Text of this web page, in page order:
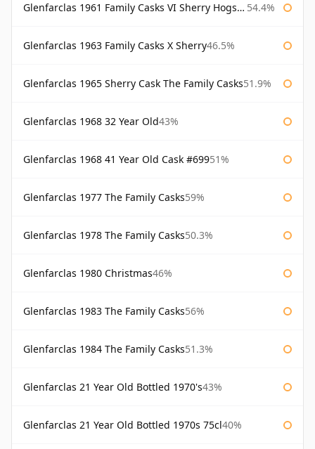
Glenfarclas 1961 Family Casks VI Sherry Hogshead #1326 54.4%
Glenfarclas 1963 Family Casks X Sherry46.5%
Glenfarclas 1965 Sherry Cask The Family Casks51.9%
Glenfarclas 1968 32 Year Old43%
Glenfarclas 1968 41 Year Old Cask #69951%
Glenfarclas 1977 The Family Casks59%
Glenfarclas 1978 The Family Casks50.3%
Glenfarclas 1980 Christmas46%
Glenfarclas 1983 The Family Casks56%
Glenfarclas 1984 The Family Casks51.3%
Glenfarclas 21 Year Old Bottled 1970's43%
Glenfarclas 21 Year Old Bottled 1970s 75cl40%